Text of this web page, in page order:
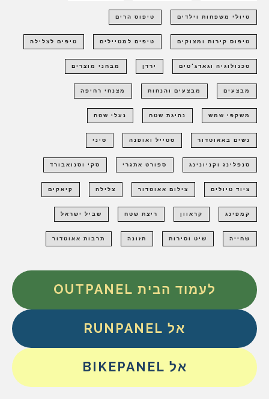
טיולי משפחות וילדים טיפוס הרים
טיפוס קירות ומצוקים טיפים למטיילים טיפים לצלילה
טכנולוגיה וגאדג'טים ירדן מבחני מוצרים
מבצעים מבצעים והנחות מצנחי רחיפה
משקפי שמש נהיגת שטח נעלי שטח
נשים באאוטדור סטייל ואופנה סיני
סנפלינג וקניונינג ספורט אתגרי סקי וסנואבורד
ציוד טיולים צילום אאוטדור צלילה קיאקים
קמפינג קראוון ריצת שטח שביל ישראל
שחייה שיט וסירות תזונה תרבות אאוטדור
לעמוד הבית OUTPANEL
אל RUNPANEL
אל BIKEPANEL